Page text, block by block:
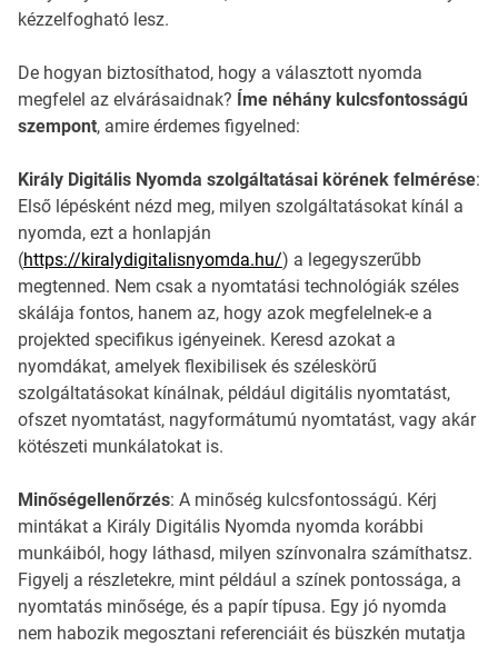
kézzelfogható lesz.
De hogyan biztosíthatod, hogy a választott nyomda
megfelel az elvárásaidnak? Íme néhány kulcsfontosságú
szempont, amire érdemes figyelned:
Király Digitális Nyomda szolgáltatásai körének felmérése:
Első lépésként nézd meg, milyen szolgáltatásokat kínál a
nyomda, ezt a honlapján
(https://kiralydigitalisnyomda.hu/) a legegyszerűbb
megtenned. Nem csak a nyomtatási technológiák széles
skálája fontos, hanem az, hogy azok megfelelnek-e a
projekted specifikus igényeinek. Keresd azokat a
nyomdákat, amelyek flexibilisek és széleskörű
szolgáltatásokat kínálnak, például digitális nyomtatást,
ofszet nyomtatást, nagyformátumú nyomtatást, vagy akár
kötészeti munkálatokat is.
Minőségellenőrzés: A minőség kulcsfontosságú. Kérj
mintákat a Király Digitális Nyomda nyomda korábbi
munkáiból, hogy láthasd, milyen színvonalra számíthatsz.
Figyelj a részletekre, mint például a színek pontossága, a
nyomtatás minősége, és a papír típusa. Egy jó nyomda
nem habozik megosztani referenciáit és büszkén mutatja